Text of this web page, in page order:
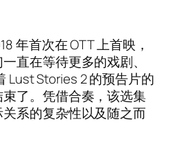
年首次在 OTT 上首映，
直在等待更多的戏剧、
Lust Stories 2 的预告片的
了。凭借合奏，该选集
系的复杂性以及随之而